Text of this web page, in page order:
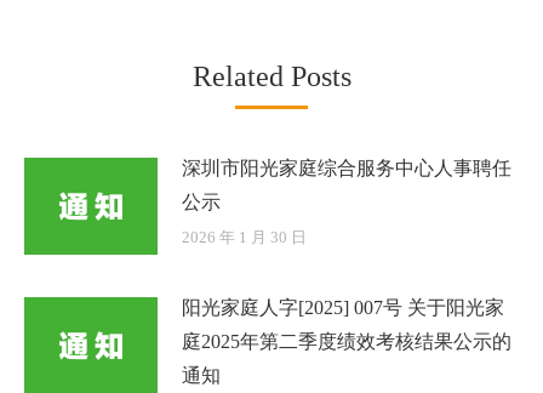
Related Posts
深圳市阳光家庭综合服务中心人事聘任
公示
2026 年 1 月 30 日
阳光家庭人字[2025] 007号 关于阳光家
庭2025年第二季度绩效考核结果公示的
通知